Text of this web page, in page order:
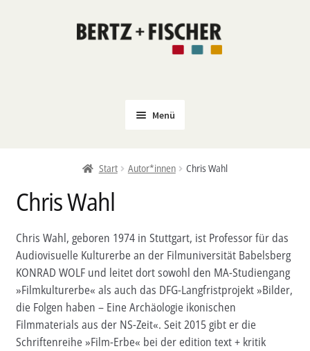
Zur
Zum
Menü
Coming Soon
Politik
PROKLA
Open Access
Untermenü
öffnen
Film & Kultur
Untermenü
öffnen
Autor*innen
Aktuelles
Start Autor*innen Chris Wahl
Chris Wahl
Chris Wahl, geboren 1974 in Stuttgart, ist Professor für das
Audiovisuelle Kulturerbe an der Filmuniversität Babelsberg
KONRAD WOLF und leitet dort sowohl den MA-Studiengang
»Filmkulturerbe« als auch das DFG-Langfristprojekt »Bilder,
die Folgen haben – Eine Archäologie ikonischen
Filmmaterials aus der NS-Zeit«. Seit 2015 gibt er die
Schriftenreihe »Film-Erbe« bei der edition text + kritik